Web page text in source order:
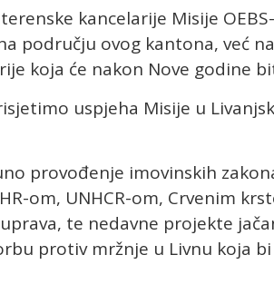
kancelarije Misije
području ovog kantona, već
koja će nakon Nove godine
uspjeha Misije u
provođenje imovinskih
om, UNHCR-om, Crvenim
te nedavne projekte
protiv mržnje u Livnu koja